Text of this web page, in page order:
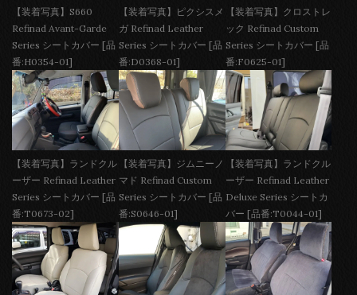
【装着写真】S660
Refinad Avant-Garde
Series シートカバー [品
番:H0354-01]
【装着写真】ピクシスメ
ガ Refinad Leather
Series シートカバー [品
番:D0368-01]
【装着写真】クロストレ
ック Refinad Custom
Series シートカバー [品
番:F0625-01]
【装着写真】ランドクル
ーザー Refinad Leather
Series シートカバー [品
番:T0673-02]
【装着写真】ジムニーノ
マド Refinad Custom
Series シートカバー [品
番:S0646-01]
【装着写真】ランドクル
ーザー Refinad Leather
Deluxe Series シートカ
バー [品番:T0044-01]